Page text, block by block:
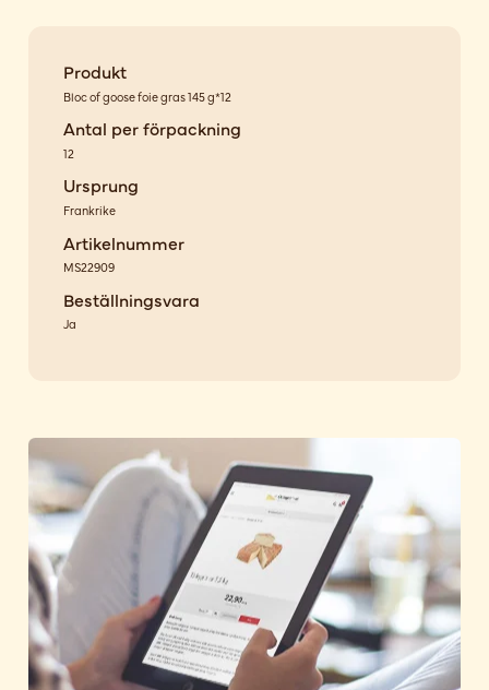
Produkt
Bloc of goose foie gras 145 g*12
Antal per förpackning
12
Ursprung
Frankrike
Artikelnummer
MS22909
Beställningsvara
Ja